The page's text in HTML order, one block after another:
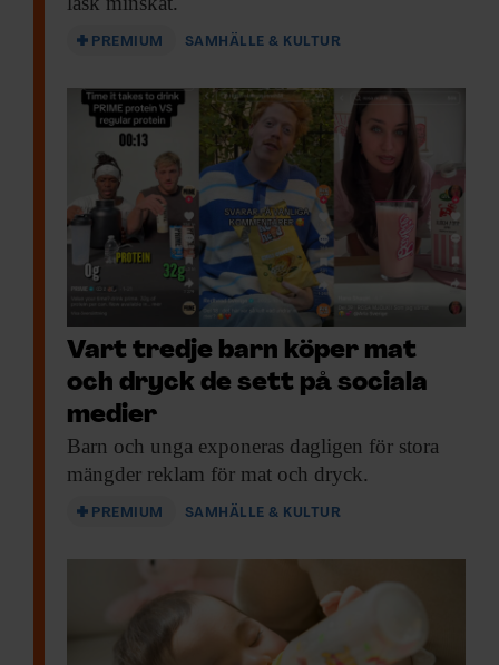
PREMIUM SAMHÄLLE & KULTUR
Vart tredje barn köper mat
och dryck de sett på sociala
medier
Barn och unga exponeras dagligen för stora
mängder reklam för mat och dryck.
PREMIUM SAMHÄLLE & KULTUR